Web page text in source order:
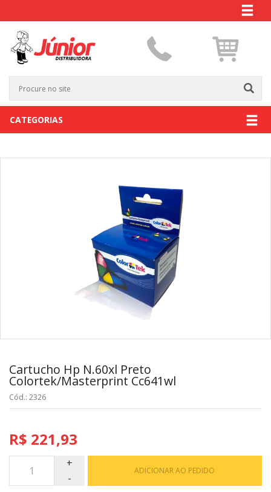
CATEGORIAS
Cartucho Hp N.60xl Preto
Colortek/Masterprint Cc641wl
Cód.: 2326
R$ 221,93
ADICIONAR AO PEDIDO